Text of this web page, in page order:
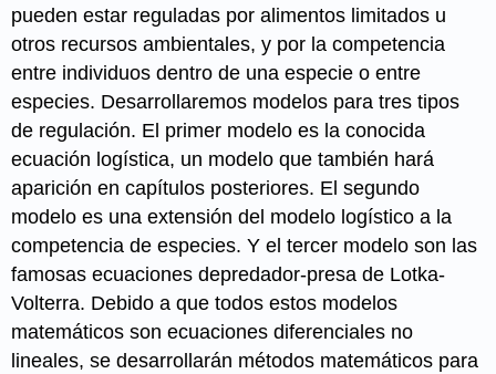
pueden estar reguladas por alimentos limitados u
otros recursos ambientales, y por la competencia
entre individuos dentro de una especie o entre
especies. Desarrollaremos modelos para tres tipos
de regulación. El primer modelo es la conocida
ecuación logística, un modelo que también hará
aparición en capítulos posteriores. El segundo
modelo es una extensión del modelo logístico a la
competencia de especies. Y el tercer modelo son las
famosas ecuaciones depredador-presa de Lotka-
Volterra. Debido a que todos estos modelos
matemáticos son ecuaciones diferenciales no
lineales, se desarrollarán métodos matemáticos para